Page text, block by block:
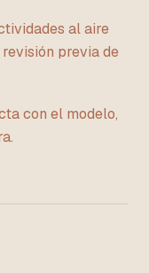
al aire
previa de
con el modelo,